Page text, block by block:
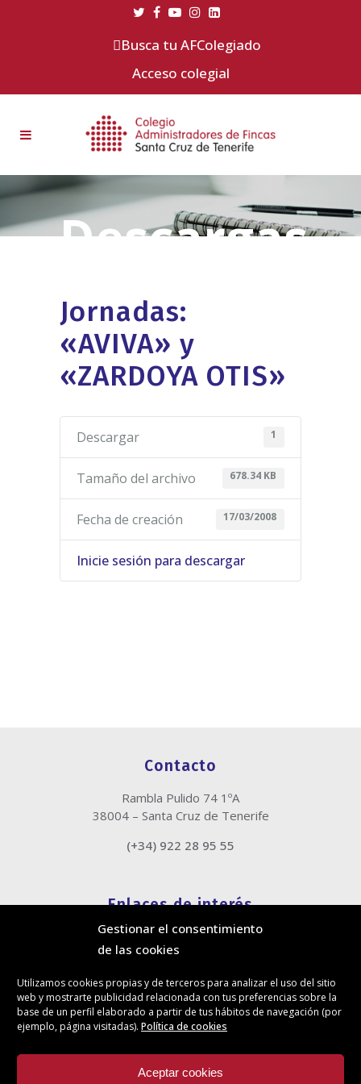
Gestionar el consentimiento
de las cookies
Utilizamos cookies propias y de terceros para analizar el uso del sitio
web y mostrarte publicidad relacionada con tus preferencias sobre la
base de un perfil elaborado a partir de tus hábitos de navegación (por
ejemplo, página visitadas). Política de cookies
Aceptar cookies
Busca tu AFColegiado
Acceso colegial
Jornadas:
«AVIVA» y
«ZARDOYA OTIS»
Descargar 1
Tamaño del archivo 678.34 KB
Fecha de creación 17/03/2008
Inicie sesión para descargar
Contacto
Rambla Pulido 74 1ºA
38004 – Santa Cruz de Tenerife
(+34) 922 28 95 55
Enlaces de interés
Política de cookies
Política de privacidad
Canal de denuncias
Protección de privacidad en redes sociales
Síguenos